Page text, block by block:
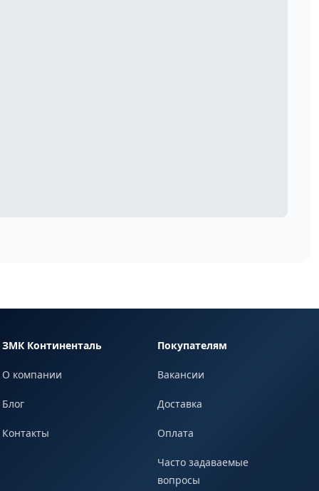
ЗМК Континенталь
О компании
Блог
Контакты
Покупателям
Вакансии
Доставка
Оплата
Часто задаваемые
вопросы